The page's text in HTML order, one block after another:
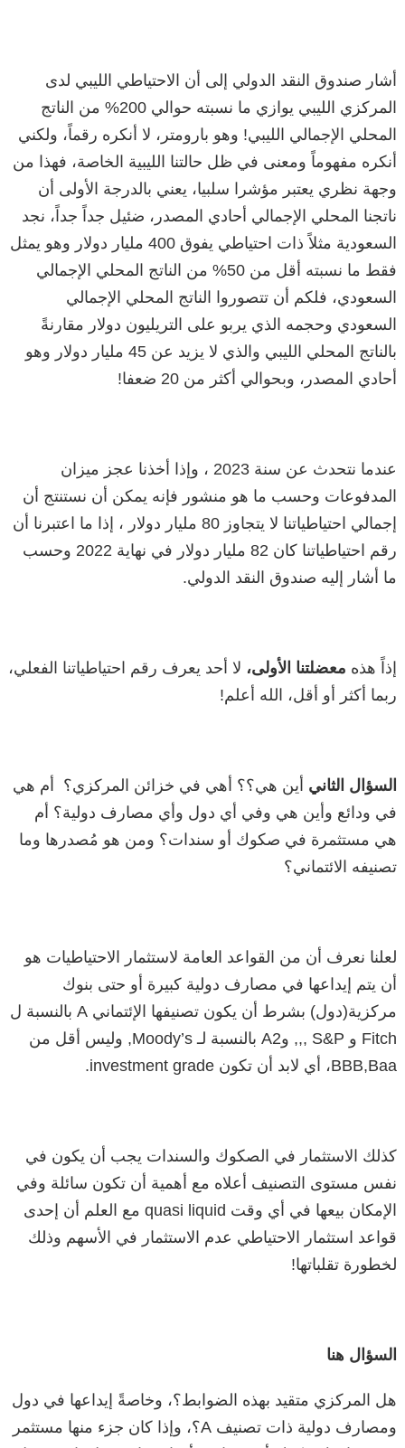
أشار صندوق النقد الدولي إلى أن الاحتياطي الليبي لدى
المركزي الليبي يوازي ما نسبته حوالي 200% من الناتج
المحلي الإجمالي الليبي! وهو بارومتر، لا أنكره رقماً، ولكني
أنكره مفهوماً ومعنى في ظل حالتنا الليبية الخاصة، فهذا من
وجهة نظري يعتبر مؤشرا سلبيا، يعني بالدرجة الأولى أن
ناتجنا المحلي الإجمالي أحادي المصدر، ضئيل جداً جداً، نجد
السعودية مثلاً ذات احتياطي يفوق 400 مليار دولار وهو يمثل
فقط ما نسبته أقل من 50% من الناتج المحلي الإجمالي
السعودي، فلكم أن تتصوروا الناتج المحلي الإجمالي
السعودي وحجمه الذي يربو على التريليون دولار مقارنةً
بالناتج المحلي الليبي والذي لا يزيد عن 45 مليار دولار وهو
أحادي المصدر، وبحوالي أكثر من 20 ضعفا!
عندما نتحدث عن سنة 2023 ، وإذا أخذنا عجز ميزان
المدفوعات وحسب ما هو منشور فإنه يمكن أن نستنتج أن
إجمالي احتياطياتنا لا يتجاوز 80 مليار دولار ، إذا ما اعتبرنا أن
رقم احتياطياتنا كان 82 مليار دولار في نهاية 2022 وحسب
ما أشار إليه صندوق النقد الدولي.
إذاً هذه معضلتنا الأولى، لا أحد يعرف رقم احتياطياتنا الفعلي،
ربما أكثر أو أقل، الله أعلم!
السؤال الثاني أين هي؟؟ أهي في خزائن المركزي؟ أم هي
في ودائع وأين هي وفي أي دول وأي مصارف دولية؟ أم
هي مستثمرة في صكوك أو سندات؟ ومن هو مُصدرها وما
تصنيفه الائتماني؟
لعلنا نعرف أن من القواعد العامة لاستثمار الاحتياطيات هو
أن يتم إيداعها في مصارف دولية كبيرة أو حتى بنوك
مركزية(دول) بشرط أن يكون تصنيفها الإئتماني A بالنسبة ل
Fitch و S&P ,,, وA2 بالنسبة لـ Moody’s, وليس أقل من
BBB,Baa، أي لابد أن تكون investment grade.
كذلك الاستثمار في الصكوك والسندات يجب أن يكون في
نفس مستوى التصنيف أعلاه مع أهمية أن تكون سائلة وفي
الإمكان بيعها في أي وقت quasi liquid مع العلم أن إحدى
قواعد استثمار الاحتياطي عدم الاستثمار في الأسهم وذلك
لخطورة تقلباتها!
السؤال هنا
هل المركزي متقيد بهذه الضوابط؟، وخاصةً إيداعها في دول
ومصارف دولية ذات تصنيف A؟، وإذا كان جزء منها مستثمر